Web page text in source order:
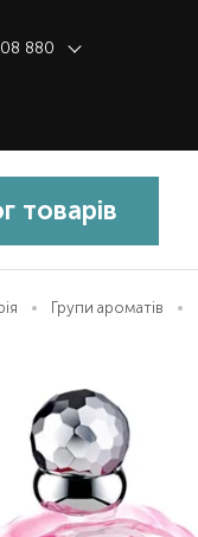
880
товарів
Групи ароматів